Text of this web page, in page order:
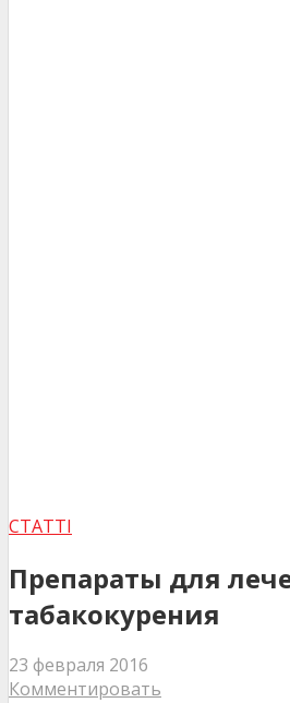
СТАТТІ
Препараты для
табакокурения
23 февраля 2016
Комментировать